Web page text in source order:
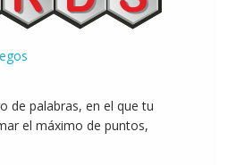
de palabras, en el que tu
el máximo de puntos,